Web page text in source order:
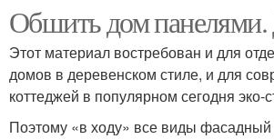
Обшить дом панелями.
Этот материал востребован и для
домов в деревенском стиле, и для
коттеджей в популярном сегодня эко-
Поэтому «в ходу» все виды